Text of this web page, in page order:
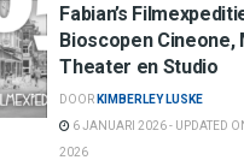
Fabian’s
Bioscopen Cineone,
Theater en Studio
DOOR KIMBERLEY LUSKE
6 JANUARI 2026 - UPDATED
2026